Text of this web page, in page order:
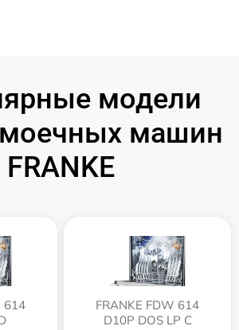
модели
машин
FRANKE
614
FRANKE FDW 614
D10P DOS LP C